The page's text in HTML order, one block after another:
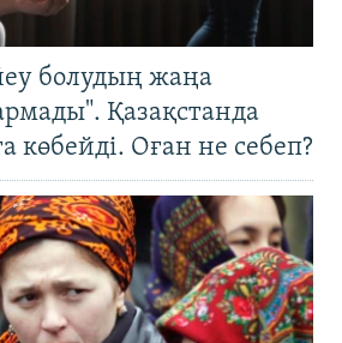
болудың жаңа
Қазақстанда
көбейді. Оған не себеп?